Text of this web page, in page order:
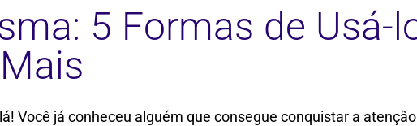
5 Formas de Usá-
Você já conheceu alguém que consegue conquistar a